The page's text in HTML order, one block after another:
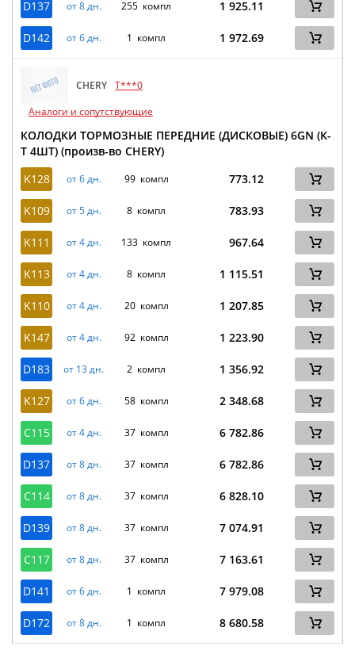
D137 от 8 дн. 255 компл 1 925.11
D142 от 6 дн. 1 компл 1 972.69
CHERY T***0
Аналоги и сопутствующие
КОЛОДКИ ТОРМОЗНЫЕ ПЕРЕДНИЕ (ДИСКОВЫЕ) 6GN (К-
Т 4ШТ) (произв-во CHERY)
K128
от 6 дн. 99 компл 773.12
K109 от 5 дн. 8 компл 783.93
K111 от 4 дн. 133 компл 967.64
K113 от 4 дн. 8 компл 1 115.51
K110 от 4 дн. 20 компл 1 207.85
K147 от 4 дн. 92 компл 1 223.90
D183 от 13 дн. 2 компл 1 356.92
K127 от 6 дн. 58 компл 2 348.68
C115 от 4 дн. 37 компл 6 782.86
D137 от 8 дн. 37 компл 6 782.86
C114 от 8 дн. 37 компл 6 828.10
D139 от 8 дн. 37 компл 7 074.91
C117 от 8 дн. 37 компл 7 163.61
D141 от 6 дн. 1 компл 7 979.08
D172 от 8 дн. 1 компл 8 680.58